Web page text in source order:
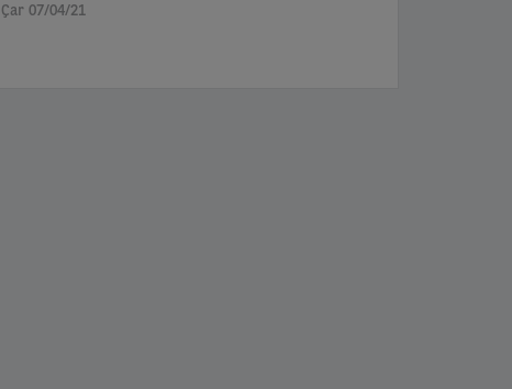
Çar 07/04/21